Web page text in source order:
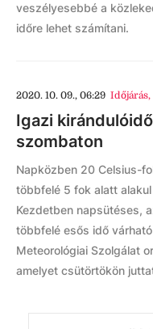
veszélyesebbé a
időre lehet számítani.
2020. 10. 09., 06:29 Időjárás,
Igazi
szombaton
Napközben 20 Celsius-
többfelé 5 fok alatt
Kezdetben napsütéses,
többfelé esős idő
Meteorológiai Szolgálat
amelyet csütörtökön